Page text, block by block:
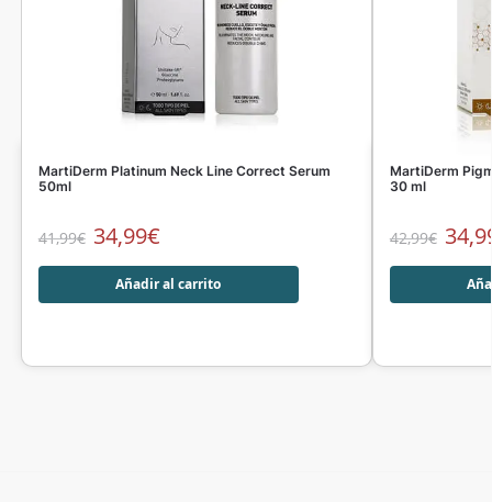
MartiDerm Platinum Neck Line Correct Serum
50ml
41,99€ 34,99€
Añadir al carrito
MartiDerm
30 ml
42,99€